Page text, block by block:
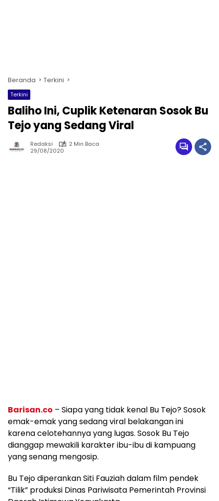
Beranda Terkini
Terkini
Baliho Ini, Cuplik Ketenaran Sosok Bu
Tejo yang Sedang Viral
Redaksi
2 Min Baca
29/08/2020
Barisan.co – Siapa yang tidak kenal Bu Tejo? Sosok
emak-emak yang sedang viral belakangan ini
karena celotehannya yang lugas. Sosok Bu Tejo
dianggap mewakili karakter ibu-ibu di kampuang
yang senang mengosip.
Bu Tejo diperankan Siti Fauziah dalam film pendek
“Tilik” produksi Dinas Pariwisata Pemerintah Provinsi